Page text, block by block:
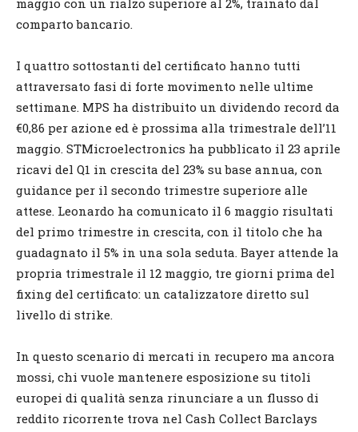
comparto bancario.
I quattro sottostanti del certificato hanno tutti
attraversato fasi di forte movimento nelle ultime
settimane. MPS ha distribuito un dividendo record da
€0,86 per azione ed è prossima alla trimestrale dell’11
maggio. STMicroelectronics ha pubblicato il 23 aprile
ricavi del Q1 in crescita del 23% su base annua, con
guidance per il secondo trimestre superiore alle
attese. Leonardo ha comunicato il 6 maggio risultati
del primo trimestre in crescita, con il titolo che ha
guadagnato il 5% in una sola seduta. Bayer attende la
propria trimestrale il 12 maggio, tre giorni prima del
fixing del certificato: un catalizzatore diretto sul
livello di strike.
In questo scenario di mercati in recupero ma ancora
mossi, chi vuole mantenere esposizione su titoli
europei di qualità senza rinunciare a un flusso di
reddito ricorrente trova nel Cash Collect Barclays